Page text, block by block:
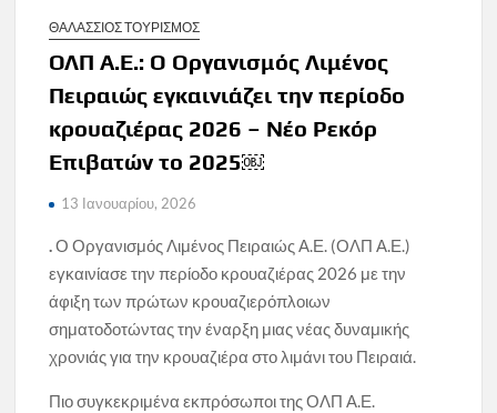
ΘΑΛΑΣΣΙΟΣ ΤΟΥΡΙΣΜΟΣ
ΟΛΠ Α.Ε.: Ο Οργανισμός Λιμένος
Πειραιώς εγκαινιάζει την περίοδο
κρουαζιέρας 2026 – Νέο Ρεκόρ
Επιβατών το 2025￼
13 Ιανουαρίου, 2026
.Ο Οργανισμός Λιμένος Πειραιώς Α.Ε. (ΟΛΠ Α.Ε.)
εγκαινίασε την περίοδο κρουαζιέρας 2026 με την
άφιξη των πρώτων κρουαζιερόπλοιων
σηματοδοτώντας την έναρξη μιας νέας δυναμικής
χρονιάς για την κρουαζιέρα στο λιμάνι του Πειραιά.
Πιο συγκεκριμένα εκπρόσωποι της ΟΛΠ Α.Ε.